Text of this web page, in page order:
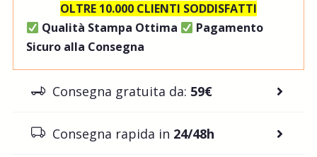
OLTRE 10.000 CLIENTI SODDISFATTI
Qualità Stampa Ottima
Pagamento
Sicuro alla Consegna
Consegna gratuita da: 59€
Consegna rapida in 24/48h